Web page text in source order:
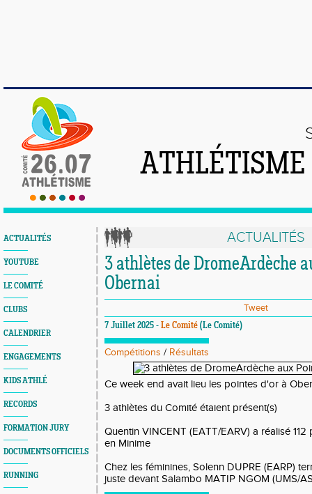
ATHLÉTISME
ACTUALITÉS
YOUTUBE
LE COMITÉ
CLUBS
CALENDRIER
ENGAGEMENTS
KIDS ATHLÉ
RECORDS
FORMATION JURY
DOCUMENTS OFFICIELS
RUNNING
ACTUALITÉS
3 athlètes de DromeArdèche
Obernai
Tweet
7 Juillet 2025 - Le Comité (Le Comité)
Compétitions / Résultats
Ce week end avait lieu les pointes d'or à
3 athlètes du Comité étaient présent(s)
Quentin VINCENT (EATT/EARV) a réalisé
en Minime
Chez les féminines, Solenn DUPRE (EARP)
juste devant Salambo MATIP NGOM (UMS/